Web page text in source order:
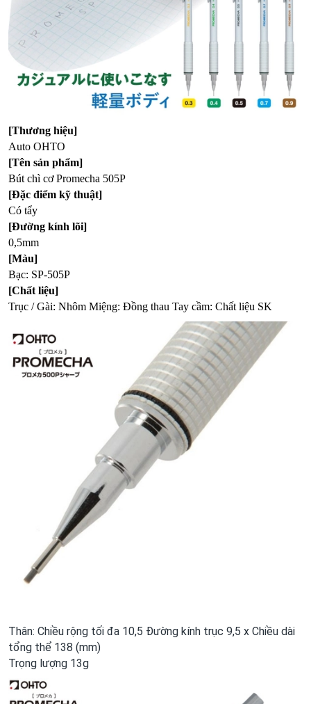
[Thương hiệu]
Auto OHTO
[Tên sản phẩm]
Bút chì cơ Promecha 505P
[Đặc điểm kỹ thuật]
Có tẩy
[Đường kính lõi]
0,5mm
[Màu]
Bạc: SP-505P
[Chất liệu]
Trục / Gài: Nhôm Miệng: Đồng thau Tay cầm: Chất liệu SK
Thân: Chiều rộng tối đa 10,5 Đường kính trục 9,5 x Chiều dài
tổng thể 138 (mm)
Trọng lượng 13g